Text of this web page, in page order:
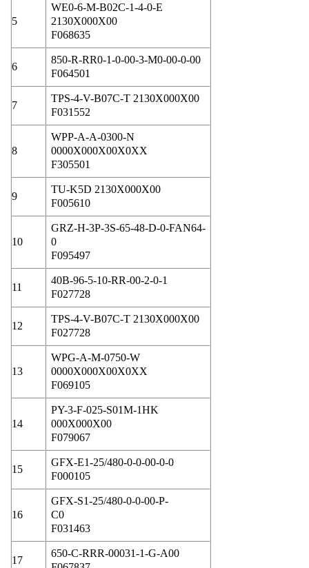
5
WE0-6-M-B02C-1-4-0-E
2130X000X00
F068635
6
850-R-RR0-1-0-00-3-M0-00-0-00
F064501
7
TPS-4-V-B07C-T 2130X000X00
F031552
8
WPP-A-A-0300-N
0000X000X00X0XX
F305501
9
TU-K5D 2130X000X00
F005610
10
GRZ-H-3P-3S-65-48-D-0-FAN64-
0
F095497
11
40B-96-5-10-RR-00-2-0-1
F027728
12
TPS-4-V-B07C-T 2130X000X00
F027728
13
WPG-A-M-0750-W
0000X000X00X0XX
F069105
14
PY-3-F-025-S01M-1HK
000X000X00
F079067
15
GFX-E1-25/480-0-0-00-0-0
F000105
16
GFX-S1-25/480-0-0-00-P-
C0
F031463
17
650-C-RRR-00031-1-G-A00